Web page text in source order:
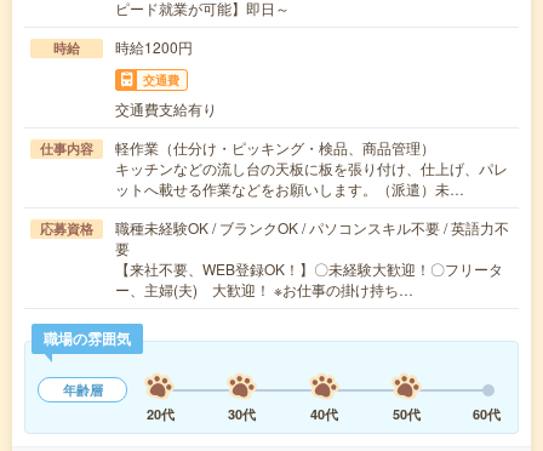
ピード就業が可能】即日～
時給 時給1200円
交通費
交通費支給有り
仕事内容
軽作業（仕分け・ピッキング・検品、商品管理）
キッチンなどの流し台の天板に板を張り付け、仕上げ、パレ
ットへ載せる作業などをお願いします。（派遣）未…
応募資格
職種未経験OK / ブランクOK / パソコンスキル不要 / 英語力不
要
【来社不要、WEB登録OK！】〇未経験大歓迎！〇フリータ
ー、主婦(夫) 大歓迎！ ※お仕事の掛け持ち…
職場の雰囲気
年齢層
20代
30代 40代 50代 60代